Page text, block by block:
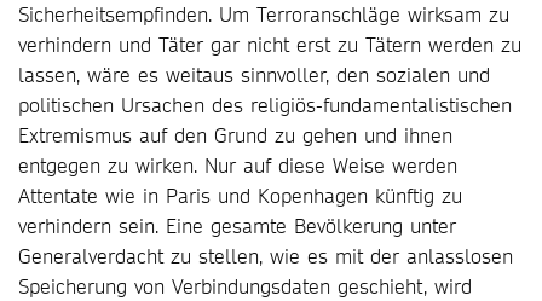
Sicherheitsempfinden. Um Terroranschläge wirksam zu
verhindern und Täter gar nicht erst zu Tätern werden zu
lassen, wäre es weitaus sinnvoller, den sozialen und
politischen Ursachen des religiös-fundamentalistischen
Extremismus auf den Grund zu gehen und ihnen
entgegen zu wirken. Nur auf diese Weise werden
Attentate wie in Paris und Kopenhagen künftig zu
verhindern sein. Eine gesamte Bevölkerung unter
Generalverdacht zu stellen, wie es mit der anlasslosen
Speicherung von Verbindungsdaten geschieht, wird